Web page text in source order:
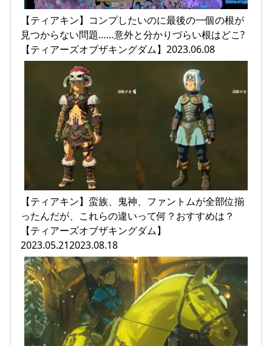
【ティアキン】コンプしたいのに最後の一個の根が
見つからない問題……意外と分かりづらい根はどこ?
【ティアーズオブザキングダム】2023.06.08
【ティアキン】蛮族、鬼神、ファントムが全部位揃
ったんだが、これらの違いって何？おすすめは？
【ティアーズオブザキングダム】
2023.05.212023.08.18